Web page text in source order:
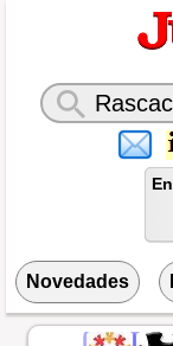
Novedades